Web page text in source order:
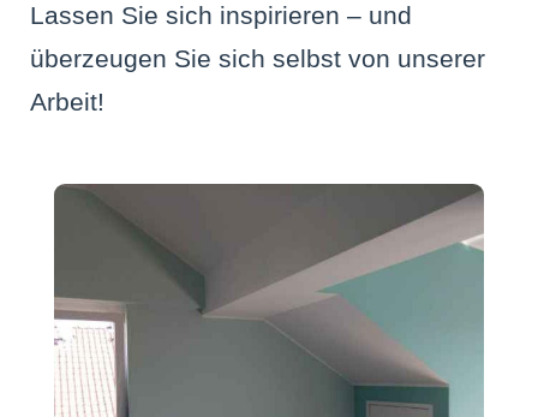
Lassen Sie sich inspirieren – und
überzeugen Sie sich selbst von unserer
Arbeit!